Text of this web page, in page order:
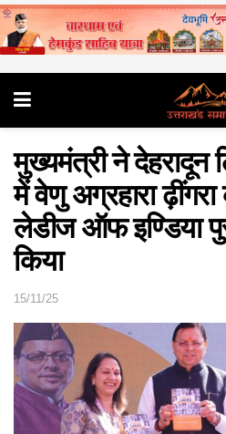
मुख्यमंत्री ने देहरादून
में वेणु अग्रहारा
लेडीज ऑफ इण्डिया
किया
15/11/25